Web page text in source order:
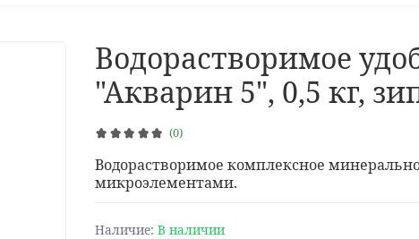
(0)
Водорастворимое
"Акварин 5", 0,5 кг,
Наличие: В наличии
Водорастворимое комплексное
микроэлементами.